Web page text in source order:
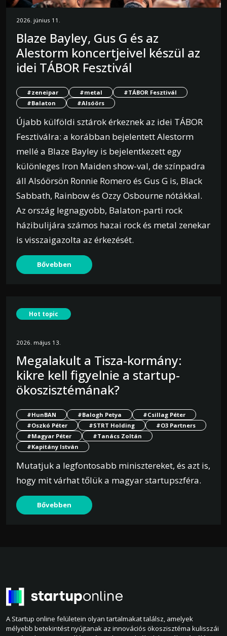
2026. június 11.
Blaze Bayley, Gus G és az
Alestorm koncertjeivel készül az
idei TÁBOR Fesztivál
#zeneipar #metal
#TÁBOR Fesztivál
#Balaton
#Alsóörs
Újabb külföldi sztárok érkeznek az idei TÁBOR
Fesztiválra: a korábban bejelentett Alestorm
mellé a Blaze Bayley is bejelentkezett egy
különleges Iron Maiden show-val, de színpadra
áll Alsóörsön Ronnie Romero és Gus G is, Black
Sabbath, Rainbow és Ozzy Osbourne nótákkal.
Az ország legnagyobb, Balaton-parti rock
házibulijára számos hazai rock és metal zenekar
is visszaigazolta az érkezését.
Bővebben
Hot topic
2026. május 13.
Megalakult a Tisza-kormány:
kikre kell figyelnie a startup-
ökoszisztémának?
#HunBAN #Balogh Petya
#Csillag Péter
#Oszkó Péter
#STRT Holding
#O3 Partners
#Magyar Péter
#Tanács Zoltán
#Kapitány István
Mutatjuk a legfontosabb minisztereket, és azt is,
hogy mit várhat tőlük a magyar startupszféra.
Bővebben
A Startup online felületein olyan tartalmakat találsz, amelyek
mélyebb betekintést nyújtanak az innovációs ökoszisztéma kulisszái